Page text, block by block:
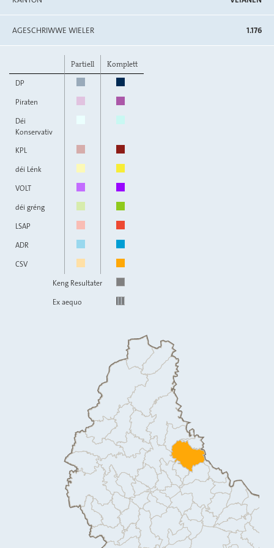
AGESCHRIWWE WIELER 1.176
Partiell
Komplett
DP
Piraten
Déi
Konservativ
KPL
déi Lénk
VOLT
déi gréng
LSAP
ADR
CSV
Keng Resultater
Ex aequo